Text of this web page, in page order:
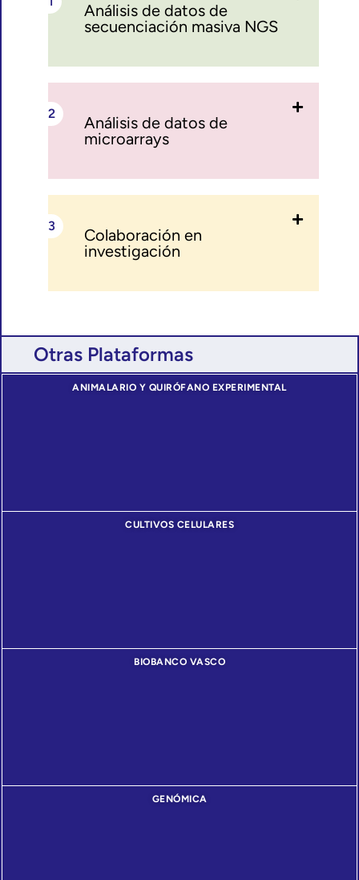
Análisis de datos de
secuenciación masiva NGS
Análisis de datos de
microarrays
Colaboración en
investigación
Otras Plataformas
ANIMALARIO Y QUIRÓFANO EXPERIMENTAL
CULTIVOS CELULARES
BIOBANCO VASCO
GENÓMICA